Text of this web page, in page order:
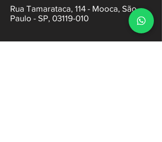
Rua Tamarataca, 114 - Mooca, São
Paulo - SP, 03119-010